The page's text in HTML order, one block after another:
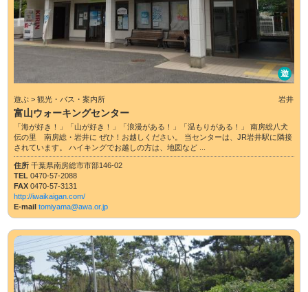
遊
遊ぶ > 観光・バス・案内所 岩井
富山ウォーキングセンター
「海が好き！」「山が好き！」「浪漫がある！」「温もりがある！」 南房総八犬
伝の里 南房総・岩井に ぜひ！お越しください。 当センターは、JR岩井駅に隣接
されています。 ハイキングでお越しの方は、地図など ...
住所千葉県南房総市市部146-02
TEL0470-57-2088
FAX0470-57-3131
http://iwaikaigan.com/
E-mailtomiyama@awa.or.jp